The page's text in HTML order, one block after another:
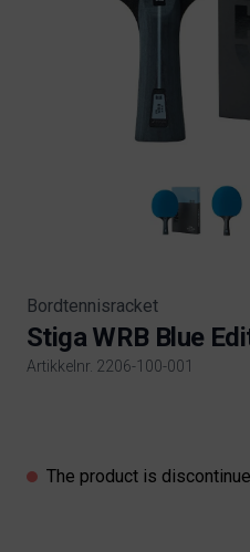
Bordtennisracket
Stiga WRB Blue
Artikkelnr. 2206-100-001
The product is